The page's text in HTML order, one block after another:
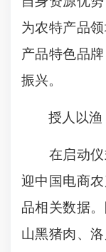
为农特产品
产品特色品
振兴。
授人以渔
在启动
迎中国电商
品相关数据
山黑猪肉、